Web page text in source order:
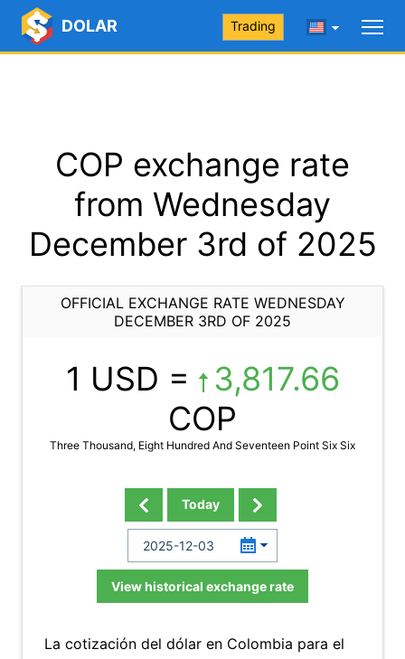
DOLAR Trading
COP exchange rate
from Wednesday
December 3rd of 2025
OFFICIAL EXCHANGE RATE WEDNESDAY
DECEMBER 3RD OF 2025
1 USD =
3,817.66
COP
Three Thousand, Eight Hundred And Seventeen Point Six Six
Today
View historical exchange rate
La cotización del dólar en Colombia para el